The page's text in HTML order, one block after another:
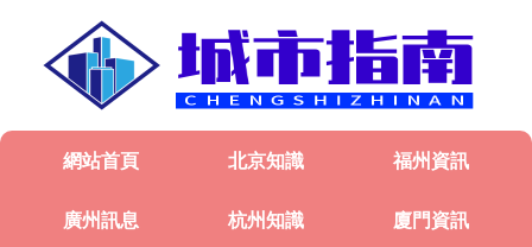
網站首頁 北京知識 福州資訊
廣州訊息 杭州知識 廈門資訊